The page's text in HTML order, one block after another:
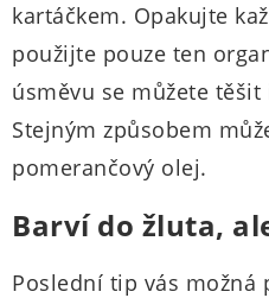
kartáčkem. Opakujte
použijte pouze ten
úsměvu se můžete těšit
Stejným způsobem
pomerančový olej.
Barví do žluta,
Poslední tip vás možná